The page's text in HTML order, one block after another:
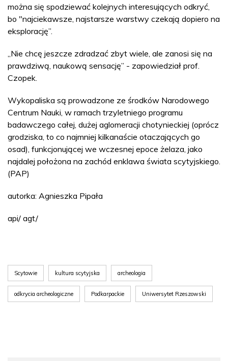
można się spodziewać kolejnych interesujących odkryć,
bo "najciekawsze, najstarsze warstwy czekają dopiero na
eksplorację”.
„Nie chcę jeszcze zdradzać zbyt wiele, ale zanosi się na
prawdziwą, naukową sensację” - zapowiedział prof.
Czopek.
Wykopaliska są prowadzone ze środków Narodowego
Centrum Nauki, w ramach trzyletniego programu
badawczego całej, dużej aglomeracji chotynieckiej (oprócz
grodziska, to co najmniej kilkanaście otaczających go
osad), funkcjonującej we wczesnej epoce żelaza, jako
najdalej położona na zachód enklawa świata scytyjskiego.
(PAP)
autorka: Agnieszka Pipała
api/ agt/
Scytowie kultura scytyjska archeologia
odkrycia archeologiczne Podkarpackie Uniwersytet Rzeszowski